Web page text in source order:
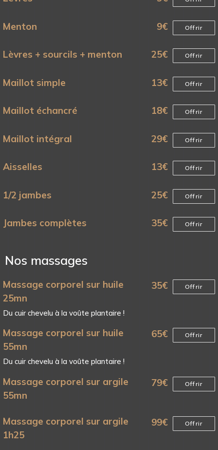
Menton 9€ Offrir
Lèvres + sourcils + menton 25€ Offrir
Maillot simple 13€ Offrir
Maillot échancré 18€ Offrir
Maillot intégral 29€ Offrir
Aisselles 13€ Offrir
1/2 jambes 25€ Offrir
Jambes complètes 35€ Offrir
Nos massages
Massage corporel sur huile
25mn
35€ Offrir
Du cuir chevelu à la voûte plantaire !
Massage corporel sur huile
55mn
65€ Offrir
Du cuir chevelu à la voûte plantaire !
Massage corporel sur argile
55mn
79€ Offrir
Massage corporel sur argile
1h25
99€ Offrir